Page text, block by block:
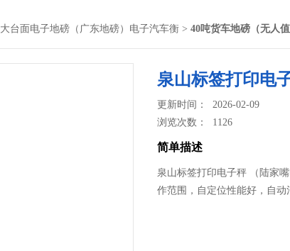
大台面电子地磅（广东地磅）电子汽车衡 > 40吨货车地磅（无人值
泉山标签打印电
更新时间： 2026-02-09
浏览次数： 1126
简单描述
泉山标签打印电子秤 （陆家
作范围，自定位性能好，自动